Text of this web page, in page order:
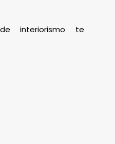
interiorismo te